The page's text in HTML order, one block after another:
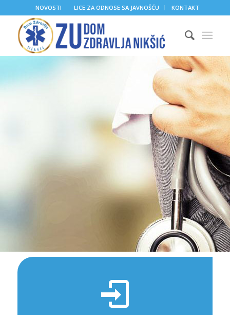
NOVOSTI LICE ZA ODNOSE SA JAVNOŠĆU KONTAKT